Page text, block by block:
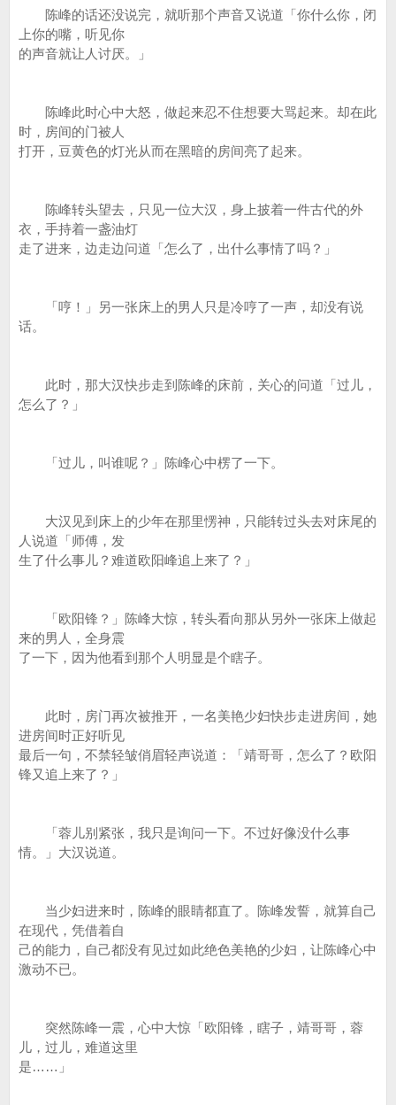
陈峰的话还没说完，就听那个声音又说道「你什么你，闭
上你的嘴，听见你
的声音就让人讨厌。」
陈峰此时心中大怒，做起来忍不住想要大骂起来。却在此
时，房间的门被人
打开，豆黄色的灯光从而在黑暗的房间亮了起来。
陈峰转头望去，只见一位大汉，身上披着一件古代的外
衣，手持着一盏油灯
走了进来，边走边问道「怎么了，出什么事情了吗？」
「哼！」另一张床上的男人只是冷哼了一声，却没有说
话。
此时，那大汉快步走到陈峰的床前，关心的问道「过儿，
怎么了？」
「过儿，叫谁呢？」陈峰心中楞了一下。
大汉见到床上的少年在那里愣神，只能转过头去对床尾的
人说道「师傅，发
生了什么事儿？难道欧阳峰追上来了？」
「欧阳锋？」陈峰大惊，转头看向那从另外一张床上做起
来的男人，全身震
了一下，因为他看到那个人明显是个瞎子。
此时，房门再次被推开，一名美艳少妇快步走进房间，她
进房间时正好听见
最后一句，不禁轻皱俏眉轻声说道：「靖哥哥，怎么了？欧阳
锋又追上来了？」
「蓉儿别紧张，我只是询问一下。不过好像没什么事
情。」大汉说道。
当少妇进来时，陈峰的眼睛都直了。陈峰发誓，就算自己
在现代，凭借着自
己的能力，自己都没有见过如此绝色美艳的少妇，让陈峰心中
激动不已。
突然陈峰一震，心中大惊「欧阳锋，瞎子，靖哥哥，蓉
儿，过儿，难道这里
是……」